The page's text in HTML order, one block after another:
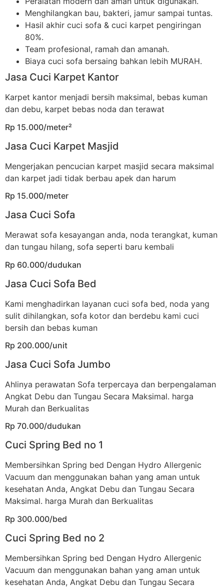
Menghilangkan bau, bakteri, jamur sampai tuntas.
Hasil akhir cuci sofa & cuci karpet pengiringan
80%.
Team profesional, ramah dan amanah.
Biaya cuci sofa bersaing bahkan lebih MURAH.
Jasa Cuci Karpet Kantor
Karpet kantor menjadi bersih maksimal, bebas kuman
dan debu, karpet bebas noda dan terawat
Rp 15.000/meter²
Jasa Cuci Karpet Masjid
Mengerjakan pencucian karpet masjid secara maksimal
dan karpet jadi tidak berbau apek dan harum
Rp 15.000/meter
Jasa Cuci Sofa
Merawat sofa kesayangan anda, noda terangkat, kuman
dan tungau hilang, sofa seperti baru kembali
Rp 60.000/dudukan
Jasa Cuci Sofa Bed
Kami menghadirkan layanan cuci sofa bed, noda yang
sulit dihilangkan, sofa kotor dan berdebu kami cuci
bersih dan bebas kuman
Rp 200.000/unit
Jasa Cuci Sofa Jumbo
Ahlinya perawatan Sofa terpercaya dan berpengalaman
Angkat Debu dan Tungau Secara Maksimal. harga
Murah dan Berkualitas
Rp 70.000/dudukan
Cuci Spring Bed no 1
Membersihkan Spring bed Dengan Hydro Allergenic
Vacuum dan menggunakan bahan yang aman untuk
kesehatan Anda, Angkat Debu dan Tungau Secara
Maksimal. harga Murah dan Berkualitas
Rp 300.000/bed
Cuci Spring Bed no 2
Membersihkan Spring bed Dengan Hydro Allergenic
Vacuum dan menggunakan bahan yang aman untuk
kesehatan Anda, Angkat Debu dan Tungau Secara